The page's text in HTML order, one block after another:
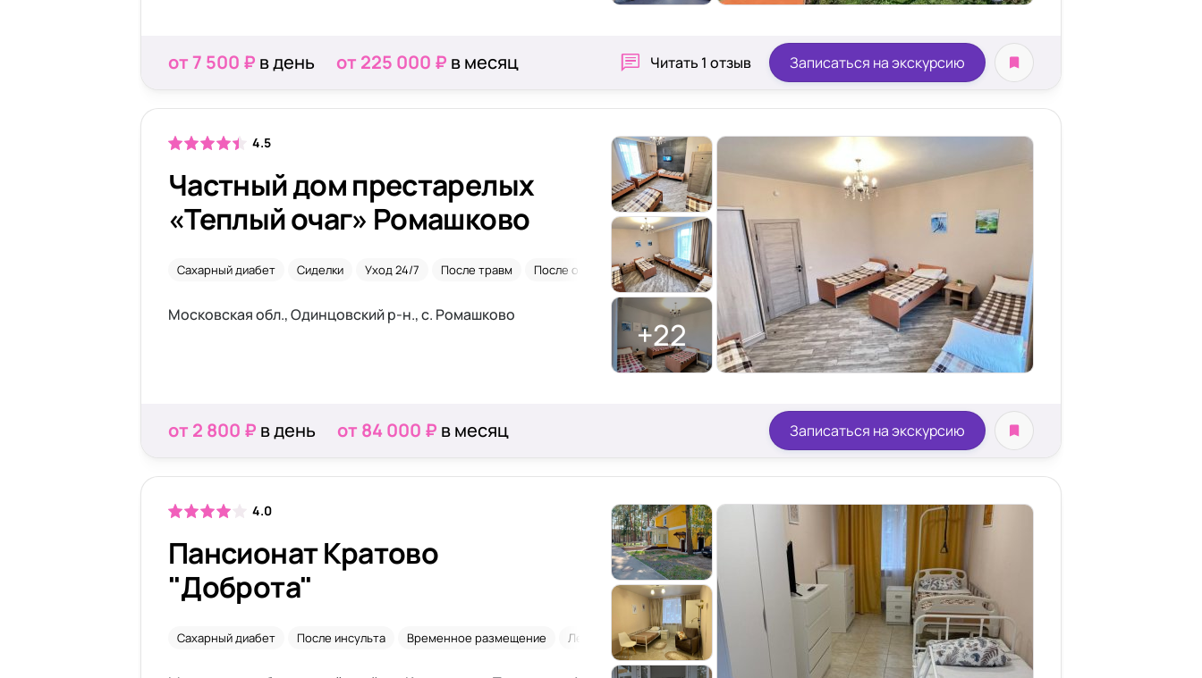
от 7 500 ₽ в день от 225 000 ₽ в месяц Читать 1 отзыв Записаться на экскурсию
4.5
Частный дом престарелых
«Теплый очаг» Ромашково
Сахарный диабет Сиделки Уход 24/7 После травм После операций
Московская обл., Одинцовский р-н., с. Ромашково
+22
от 2 800 ₽ в день от 84 000 ₽ в месяц Записаться на экскурсию
4.0
Пансионат Кратово
"Доброта"
Сахарный диабет После инсульта Временное размещение Лежачие После травм 2-х местная комната